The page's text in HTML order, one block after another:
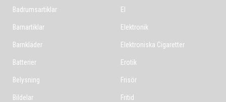
Badrumsartiklar
Barnartiklar
Barnkläder
Batterier
Belysning
Bildelar
El
Elektronik
Elektroniska Cigaretter
Erotik
Frisör
Fritid